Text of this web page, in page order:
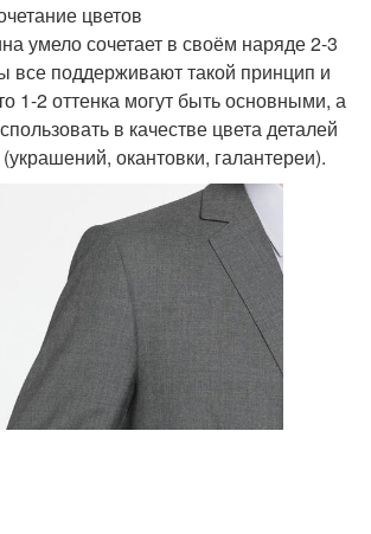
цветов
умело сочетает в своём наряде 2-3
все поддерживают такой принцип и
1-2 оттенка могут быть основными, а
в качестве цвета деталей
окантовки, галантереи).